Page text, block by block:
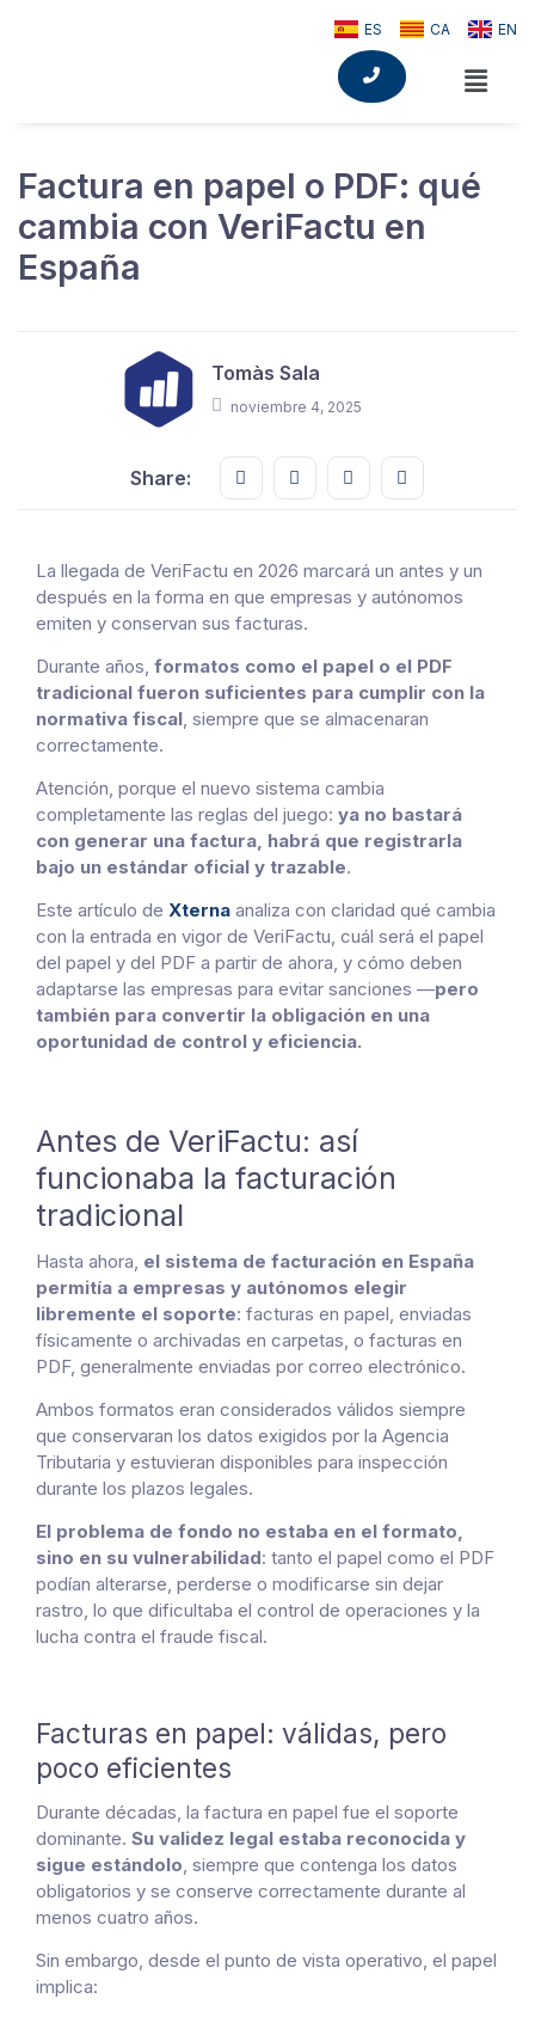
ES CA EN
Factura en papel o PDF: qué
cambia con VeriFactu en
España
Tomàs Sala
noviembre 4, 2025
Share: Share this on FaceBook
Share this on Twitter
Share this on GMail
Share this on
La llegada de VeriFactu en 2026 marcará un antes y un
después en la forma en que empresas y autónomos
emiten y conservan sus facturas.
Durante años, formatos como el papel o el PDF
tradicional fueron suficientes para cumplir con la
normativa fiscal, siempre que se almacenaran
correctamente.
Atención, porque el nuevo sistema cambia
completamente las reglas del juego: ya no bastará
con generar una factura, habrá que registrarla
bajo un estándar oficial y trazable.
Este artículo de Xterna analiza con claridad qué cambia
con la entrada en vigor de VeriFactu, cuál será el papel
del papel y del PDF a partir de ahora, y cómo deben
adaptarse las empresas para evitar sanciones —pero
también para convertir la obligación en una
oportunidad de control y eficiencia.
Antes de VeriFactu: así
funcionaba la facturación
tradicional
Hasta ahora, el sistema de facturación en España
permitía a empresas y autónomos elegir
libremente el soporte: facturas en papel, enviadas
físicamente o archivadas en carpetas, o facturas en
PDF, generalmente enviadas por correo electrónico.
Ambos formatos eran considerados válidos siempre
que conservaran los datos exigidos por la Agencia
Tributaria y estuvieran disponibles para inspección
durante los plazos legales.
El problema de fondo no estaba en el formato,
sino en su vulnerabilidad: tanto el papel como el PDF
podían alterarse, perderse o modificarse sin dejar
rastro, lo que dificultaba el control de operaciones y la
lucha contra el fraude fiscal.
Facturas en papel: válidas, pero
poco eficientes
Durante décadas, la factura en papel fue el soporte
dominante. Su validez legal estaba reconocida y
sigue estándolo, siempre que contenga los datos
obligatorios y se conserve correctamente durante al
menos cuatro años.
Sin embargo, desde el punto de vista operativo, el papel
implica: